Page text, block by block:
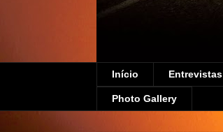
Início Entrevistas
Photo Gallery